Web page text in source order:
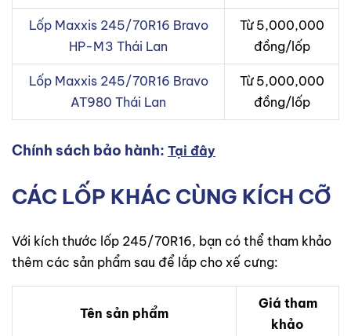
Lốp Maxxis 245/70R16 Bravo
HP-M3 Thái Lan
Từ 5,000,000
đồng/lốp
Lốp Maxxis 245/70R16 Bravo
AT980 Thái Lan
Từ 5,000,000
đồng/lốp
Chính sách bảo hành: Tại đây
CÁC LỐP KHÁC CÙNG KÍCH CỠ
Với kích thước lốp 245/70R16, bạn có thể tham khảo
thêm các sản phẩm sau để lắp cho xế cưng:
Tên sản phẩm
Giá tham
khảo